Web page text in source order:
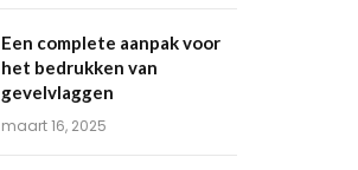
Een complete aanpak voor
het bedrukken van
gevelvlaggen
maart 16, 2025